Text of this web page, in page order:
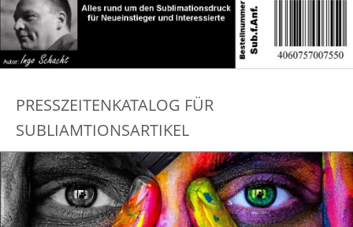
PRESSZEITENKATALOG FÜR
SUBLIAMTIONSARTIKEL